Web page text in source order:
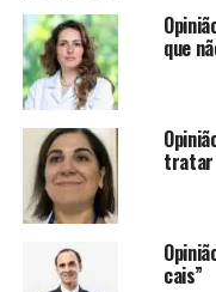
que
tratar
cais”